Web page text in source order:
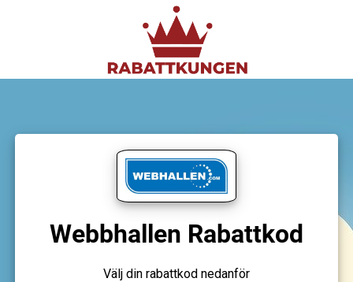
Webbhallen Rabattkod
Välj din rabattkod nedanför